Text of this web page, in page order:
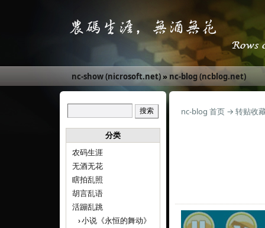
nc-show (nicrosoft.net)» nc-blog (ncblog.net)
分类
农码生涯
无酒无花
瞎拍乱照
胡言乱语
活蹦乱跳
小说《永恒的舞动》
nc-blog 首页 → 转贴收